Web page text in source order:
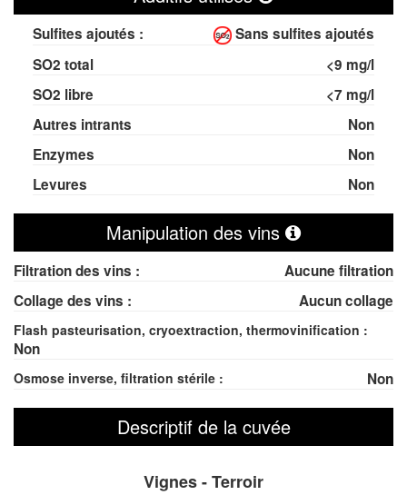
Sulfites ajoutés :
Sans sulfites ajoutés
SO2 total
<9 mg/l
SO2 libre
<7 mg/l
Autres intrants
Non
Enzymes
Non
Levures
Non
Manipulation des vins
Filtration des vins :
Aucune filtration
Collage des vins :
Aucun collage
Flash pasteurisation, cryoextraction, thermovinification :
Non
Osmose inverse, filtration stérile : Non
Descriptif de la cuvée
Vignes - Terroir